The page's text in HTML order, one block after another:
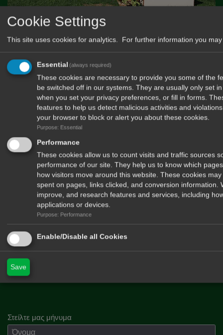
Δέχομαι να λαμβάνω newsletters από το περιοδικό Hunt & Shoot
Στείλτε μας μήνυμα
Όνομα
Cookie Settings
This site uses cookies for analytics. For further information you
Essential (always required)
These cookies are necessary to provide you some of the
be switched off in our systems. They are usually only set
when you set your privacy preferences, or fill in forms.
features to help us detect malicious activities and
your browser to block or alert you about these cookies.
Purpose: Essential
Performance
These cookies allow us to count visits and traffic sources
performance of our site. They help us to know which
how visitors move around this website. These cookies
spent on pages, links clicked, and conversion
improve, and research features and services, including
applications or devices.
Purpose: Performance
Enable/Disable all Cookies
Save